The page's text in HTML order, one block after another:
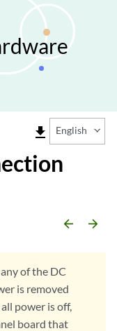
file_download English
arrow_backward arrow_forward
of the DC
is removed
power is off,
board that